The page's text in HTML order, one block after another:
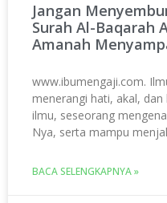
Jangan
Surah Al-Baqarah
Amanah
www.ibumengaji.com.
menerangi hati, akal,
ilmu, seseorang
Nya, serta mampu
BACA SELENGKAPNYA »